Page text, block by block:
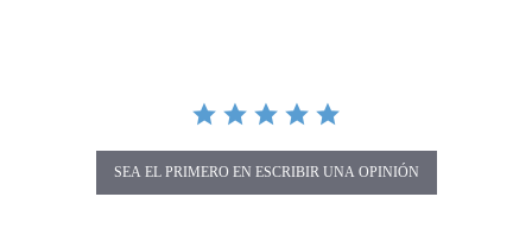
SEA EL PRIMERO EN ESCRIBIR UNA OPINIÓN